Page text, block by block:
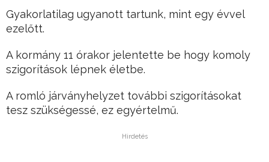
Gyakorlatilag ugyanott tartunk, mint egy évvel
ezelőtt.
A kormány 11 órakor jelentette be hogy komoly
szigorítások lépnek életbe.
A romló járványhelyzet további szigorításokat
tesz szükségessé, ez egyértelmű.
Hirdetés